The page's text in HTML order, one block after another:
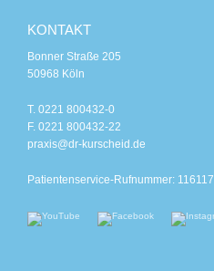
KONTAKT
Bonner Straße 205
50968 Köln
T. 0221 800432-0
F. 0221 800432-22
praxis@dr-kurscheid.de
Patientenservice-Rufnummer: 116117